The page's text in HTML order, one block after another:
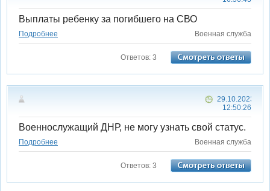
Выплаты ребенку за погибшего на СВО
Подробнее Военная служба
Ответов: 3
29.10.2023
12:50:26
Военнослужащий ДНР, не могу узнать свой статус.
Подробнее Военная служба
Ответов: 3